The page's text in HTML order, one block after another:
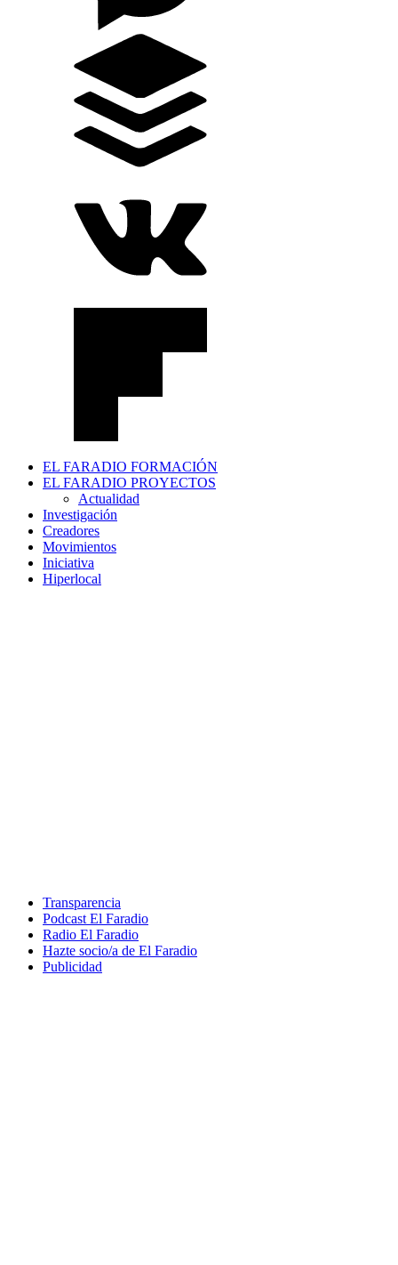
EL FARADIO FORMACIÓN
EL FARADIO PROYECTOS
Actualidad
Investigación
Creadores
Movimientos
Iniciativa
Hiperlocal
Transparencia
Podcast El Faradio
Radio El Faradio
Hazte socio/a de El Faradio
Publicidad